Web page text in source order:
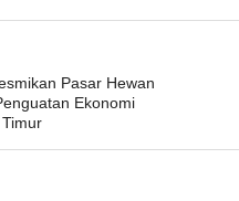
Pasar Hewan
Ekonomi